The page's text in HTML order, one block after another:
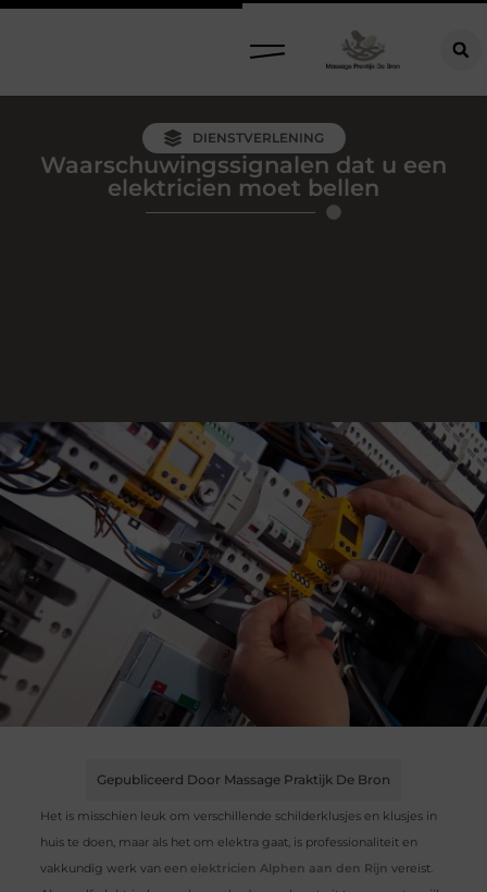
DIENSTVERLENING
Waarschuwingssignalen dat u een
elektricien moet bellen
Gepubliceerd Door Massage Praktijk De Bron
Het is misschien leuk om verschillende schilderklusjes en klusjes in
huis te doen, maar als het om elektra gaat, is professionaliteit en
vakkundig werk van een elektricien Alphen aan den Rijn vereist.